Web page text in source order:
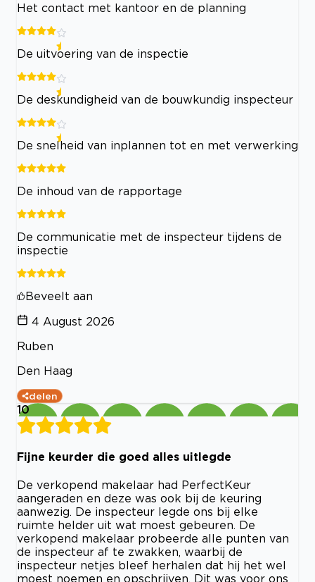
Het contact met kantoor en de planning
De uitvoering van de inspectie
De deskundigheid van de bouwkundig inspecteur
De snelheid van inplannen tot en met verwerking
De inhoud van de rapportage
De communicatie met de inspecteur tijdens de
inspectie
Beveelt aan
4 August 2026
Ruben
Den Haag
delen
10
Fijne keurder die goed alles uitlegde
De verkopend makelaar had PerfectKeur
aangeraden en deze was ook bij de keuring
aanwezig. De inspecteur legde ons bij elke
ruimte helder uit wat moest gebeuren. De
verkopend makelaar probeerde alle punten van
de inspecteur af te zwakken, waarbij de
inspecteur netjes bleef herhalen dat hij het wel
moest noemen en opschrijven. Dit was voor ons